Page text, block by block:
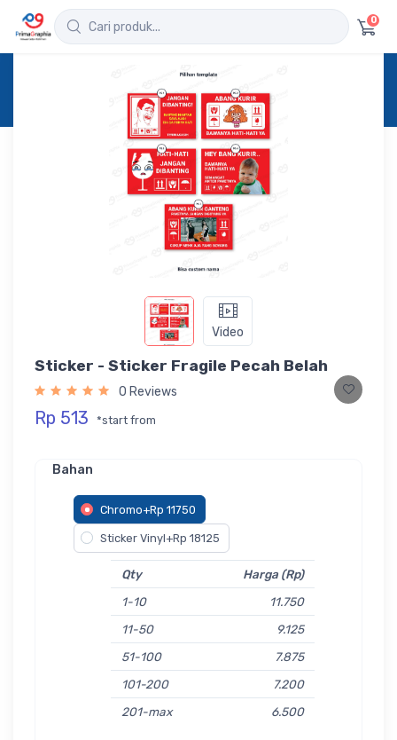
0
Produk
Sticker - Sticker Fragile Pecah Belah
Video
Sticker - Sticker Fragile Pecah Belah
0 Reviews
Rp 513 *start from
Bahan
Chromo+Rp 11750
Sticker Vinyl+Rp 18125
Qty
Harga (Rp)
1-10
11.750
11-50
9.125
51-100
7.875
101-200
7.200
201-max
6.500